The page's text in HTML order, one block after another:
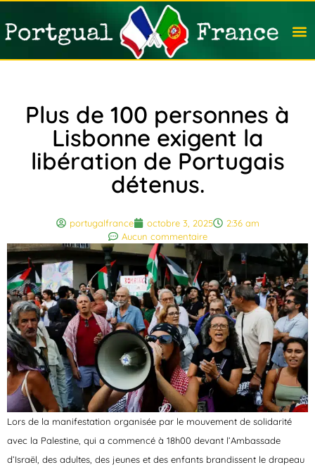
Plus de 100 personnes à
Lisbonne exigent la
libération de Portugais
détenus.
portugalfrance octobre 3, 2025
2:36 am
Aucun commentaire
Lors de la manifestation organisée par le mouvement de solidarité
avec la Palestine, qui a commencé à 18h00 devant l’Ambassade
d’Israël, des adultes, des jeunes et des enfants brandissent le drapeau